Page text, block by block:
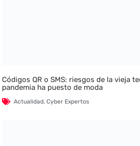
Códigos QR o SMS: riesgos de la vieja
pandemia ha puesto de moda
Actualidad,Cyber Expertos